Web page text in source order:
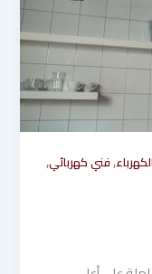
,فني كهربائي,